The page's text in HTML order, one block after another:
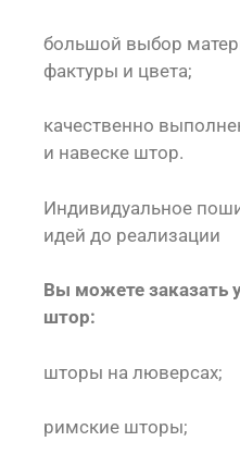
большой выбор
фактуры и цвета;
качественно
и навеске штор.
Индивидуальное
идей до реализации
Вы можете заказать
штор:
шторы на люверсах;
римские шторы;